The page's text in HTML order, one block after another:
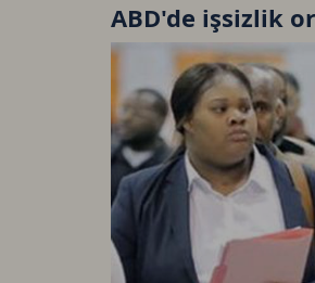
ABD'de işsizlik